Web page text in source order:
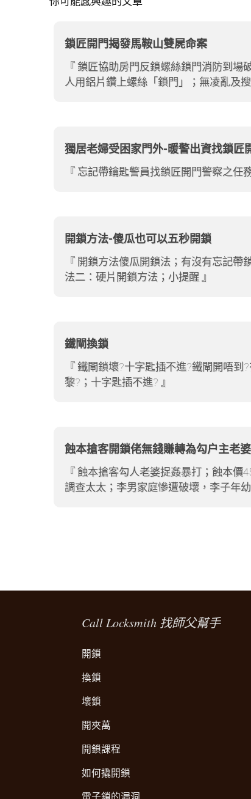
鎖匠開門揭發馬鞍山雙屍命案
鎖匠協助房門反鎖螺絲鎖門消防到場
人用鋁片鑽上螺絲「鎖門」；無凌亂及
獨居老婦受困家門外-暖警出資找鎖匠
忘記帶鑰匙警員找鎖匠開門警察之任
開鎖方法-傻瓜也可以五秒開鎖
開鎖方法傻瓜開鎖法；有沒有忘記帶
法二：硬片開鎖方法；小提醒
鐵閘換鎖
鐵閘鎖壞?十字匙插不進?鐵閘開唔到
黎?；十字匙插不進?
蝕本搶客開鎖佬無錢賺轉為勾户主老
蝕本搶客勾人老婆捉姦暴打；蝕本價
調查太太；李男家庭慘遭破壞，李子年
Call Locksmith 找師父幫手
開鎖
換鎖
壞鎖
開夾萬
開鎖課程
如何撬開鎖